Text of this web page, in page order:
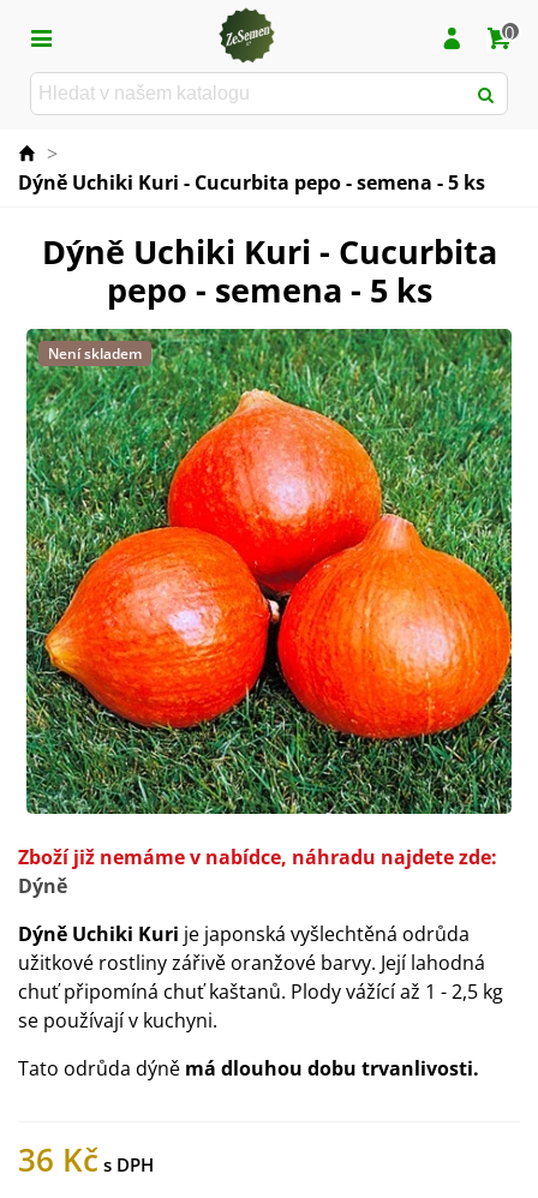
0
>
Dýně Uchiki Kuri - Cucurbita pepo - semena - 5 ks
Dýně Uchiki Kuri - Cucurbita
pepo - semena - 5 ks
Není skladem
Zboží již nemáme v nabídce, náhradu najdete zde:
Dýně
Dýně Uchiki Kuri je japonská vyšlechtěná odrůda
užitkové rostliny zářivě oranžové barvy. Její lahodná
chuť připomíná chuť kaštanů. Plody vážící až 1 - 2,5 kg
se používají v kuchyni.
Tato odrůda dýně má dlouhou dobu trvanlivosti.
36 Kč